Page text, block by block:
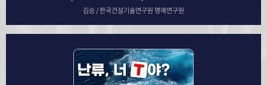
김승 / 한국건설기술연구원 명예연구원